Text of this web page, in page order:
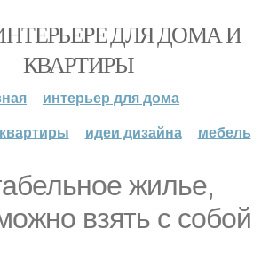
ДЛЯ ДОМА И
КВАРТИРЫ
интерьер для дома
идеи дизайна мебель
жилье,
взять с собой